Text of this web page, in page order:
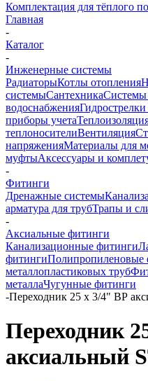
Комплектация для тёплого
Главная
-
Каталог
-
Инженерные системы
РадиаторыКотлы отопления
системыСантехникаСистемы
водоснабжения
приборы учета
теплоносителиВентиляция
напряженияМатериалы для
муфтыАксессуары и
-
Фитинги
Дренажные системы
арматура для трубТрапы и
-
Аксиальные фитинги
Канализационные фитинги
фитингиПолипропиленовые
металлопластиковых труб
металлаЧугунные фитинги
-Переходник 25 х 3/4" ВР
Переходник
аксиальный